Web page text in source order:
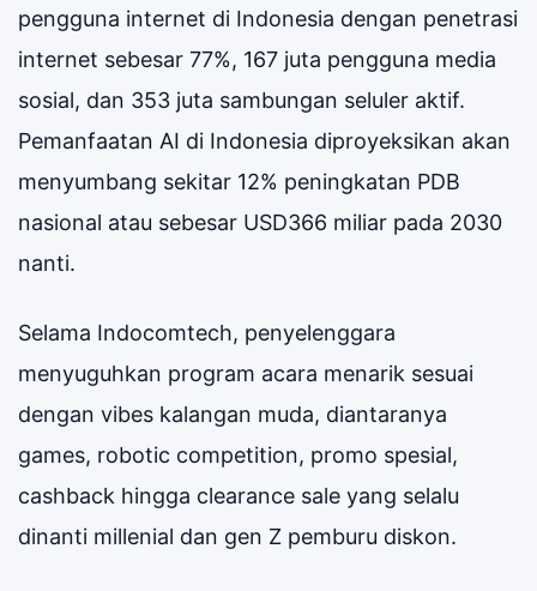
pengguna internet di Indonesia dengan penetrasi
internet sebesar 77%, 167 juta pengguna media
sosial, dan 353 juta sambungan seluler aktif.
Pemanfaatan AI di Indonesia diproyeksikan akan
menyumbang sekitar 12% peningkatan PDB
nasional atau sebesar USD366 miliar pada 2030
nanti.
Selama Indocomtech, penyelenggara
menyuguhkan program acara menarik sesuai
dengan vibes kalangan muda, diantaranya
games, robotic competition, promo spesial,
cashback hingga clearance sale yang selalu
dinanti millenial dan gen Z pemburu diskon.